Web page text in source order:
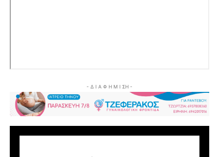
- Δ Ι Α Φ Η Μ Ι ΣΗ -